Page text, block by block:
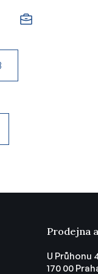
Prodejna
U Průhonu
170 00